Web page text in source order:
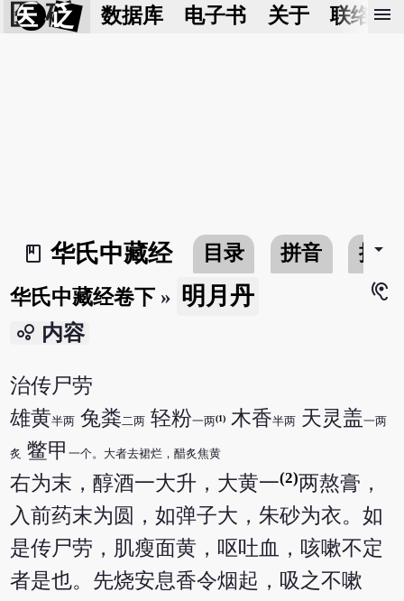
医 砭 数据库 电子书 关于 联络我
menu
book_2
华氏中藏经 目录 拼音 搜寻
arrow_drop_down
华氏中藏经卷下 » 明月丹
hearing
bubble_chart 内容
治传尸劳
雄黄半两 兔粪二两 轻粉一两(1) 木香半两 天灵盖一两
炙 鳖甲一个。大者去裙烂，醋炙焦黄
右为末，醇酒一大升，大黄一(2)两熬膏，
入前药末为圆，如弹子大，朱砂为衣。如
是传尸劳，肌瘦面黄，呕吐血，咳嗽不定
者是也。先烧安息香令烟起，吸之不嗽